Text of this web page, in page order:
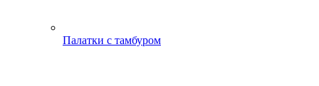
Палатки с тамбуром